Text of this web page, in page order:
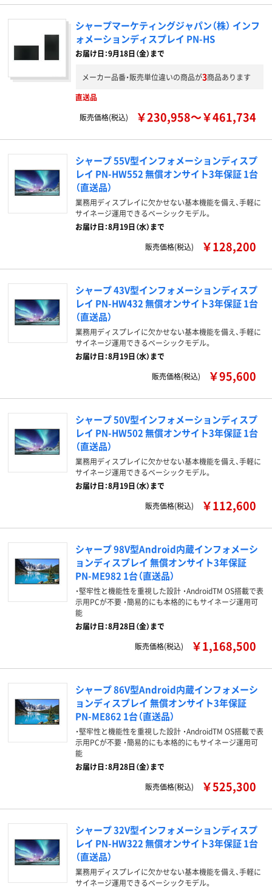
シャープマーケティングジャパン（株） インフ
ォメーションディスプレイ PN-HS
お届け日：9月18日（金）まで
メーカー品番・販売単位違いの商品が3商品あります
直送品
販売価格(税込)
￥230,958～￥461,734
シャープ 55V型インフォメーションディスプ
レイ PN-HW552 無償オンサイト3年保証 1台
（直送品）
業務用ディスプレイに欠かせない基本機能を備え、手軽に
サイネージ運用できるベーシックモデル。
お届け日：8月19日（水）まで
販売価格(税込)
￥128,200
シャープ 43V型インフォメーションディスプ
レイ PN-HW432 無償オンサイト3年保証 1台
（直送品）
業務用ディスプレイに欠かせない基本機能を備え、手軽に
サイネージ運用できるベーシックモデル。
お届け日：8月19日（水）まで
販売価格(税込)
￥95,600
シャープ 50V型インフォメーションディスプ
レイ PN-HW502 無償オンサイト3年保証 1台
（直送品）
業務用ディスプレイに欠かせない基本機能を備え、手軽に
サイネージ運用できるベーシックモデル。
お届け日：8月19日（水）まで
販売価格(税込)
￥112,600
シャープ 98V型Android内蔵インフォメーシ
ョンディスプレイ 無償オンサイト3年保証
PN-ME982 1台（直送品）
・堅牢性と機能性を重視した設計 ・AndroidTM OS搭載で表
示用PCが不要 ・簡易的にも本格的にもサイネージ運用可
能
お届け日：8月28日（金）まで
販売価格(税込)
￥1,168,500
シャープ 86V型Android内蔵インフォメーシ
ョンディスプレイ 無償オンサイト3年保証
PN-ME862 1台（直送品）
・堅牢性と機能性を重視した設計 ・AndroidTM OS搭載で表
示用PCが不要 ・簡易的にも本格的にもサイネージ運用可
能
お届け日：8月28日（金）まで
販売価格(税込)
￥525,300
シャープ 32V型インフォメーションディスプ
レイ PN-HW322 無償オンサイト3年保証 1台
（直送品）
業務用ディスプレイに欠かせない基本機能を備え、手軽に
サイネージ運用できるベーシックモデル。